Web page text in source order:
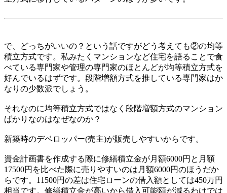
で、どっちがいいの？という話ですがどう考えても②の均等
積立方式です。私みたくマンションなど住宅を語ることで食
べている専門家や管理の専門家のほとんどが均等積立方式を
好んでいるはずです。段階増額方式を推している専門家はか
なりの少数派でしょう。
それなのに均等積立方式ではなく段階増額方式のマンション
ばかりなのはなぜなのか？
新築時のデベロッパー(売主)が販売しやすいからです。
資金計画書を作成する際に修繕積立金が月額6000円と月額
17500円を比べた際に売りやすいのは月額6000円のほうだか
らです。11500円の差は住宅ローンの借入額としては450万円
相当です。修繕積立金が高いから借入可能額が減るわけでは